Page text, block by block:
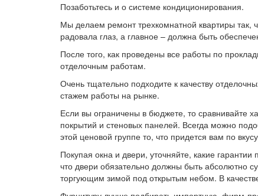
Позаботьтесь и о системе кондиционирования.
Мы делаем ремонт трехкомнатной квартиры
радовала глаз, а главное – должна быть
После того, как проведены все работы по
отделочным работам.
Очень тщательно подходите к качеству
стажем работы на рынке.
Если вы ограничены в бюджете, то сравнивайте
покрытий и стеновых панелей. Всегда можно
этой ценовой группе то, что придется вам по
Покупая окна и двери, уточняйте, какие
что двери обязательно должны быть абсолютно
торгующим зимой под открытым небом. В